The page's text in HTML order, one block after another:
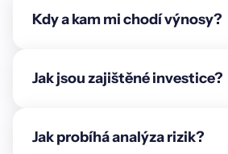
Item B
Text link
Emphasis
Kdy a kam mi chodí výnosy?
Jak jsou zajištěné investice?
Jak probíhá analýza rizik?